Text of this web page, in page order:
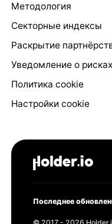
Методология
Секторные индексы
Раскрытие
Уведомление о рисках
Политика cookie
Настройки cookie
Последнее